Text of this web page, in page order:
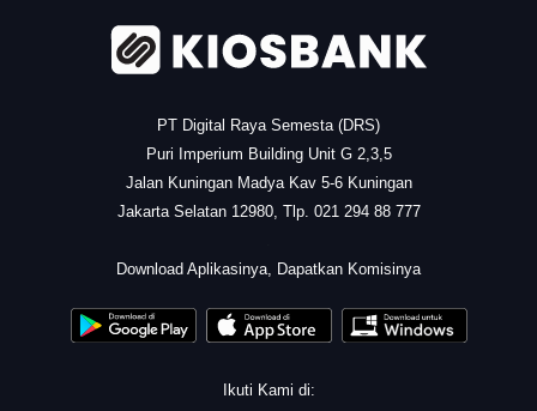
PT Digital Raya Semesta (DRS)
Puri Imperium Building Unit G 2,3,5
Jalan Kuningan Madya Kav 5-6 Kuningan
Jakarta Selatan 12980, Tlp. 021 294 88 777
Download Aplikasinya, Dapatkan Komisinya
Ikuti Kami di: